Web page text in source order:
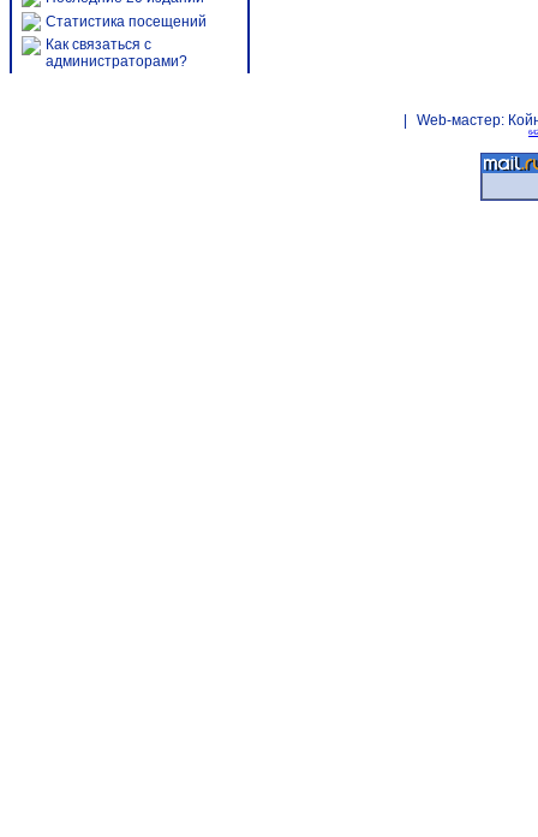
Статистика посещений
Как связаться с
администраторами?
Web-мастер: